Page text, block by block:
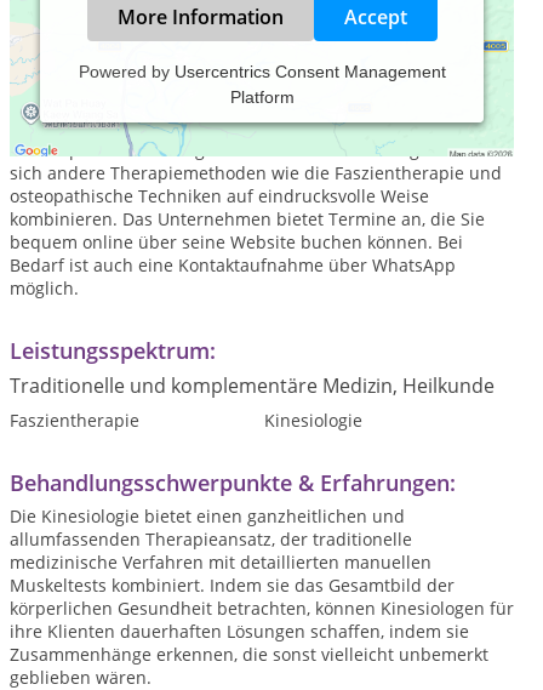
More Information Accept
Powered by Usercentrics Consent Management
Platform
Heilpraktiker Rogon - Kinesiologie ist eine naturheilkundliche
Praxis für Kinder, Erwachsene und Tiere mit dem
Schwerpunkt Kinesiologie. Mit Hilfe der Kinesiologie lassen
sich andere Therapiemethoden wie die Faszientherapie und
osteopathische Techniken auf eindrucksvolle Weise
kombinieren. Das Unternehmen bietet Termine an, die Sie
bequem online über seine Website buchen können. Bei
Bedarf ist auch eine Kontaktaufnahme über WhatsApp
möglich.
Leistungsspektrum:
Traditionelle und komplementäre Medizin, Heilkunde
Faszientherapie Kinesiologie
Behandlungsschwerpunkte & Erfahrungen:
Die Kinesiologie bietet einen ganzheitlichen und
allumfassenden Therapieansatz, der traditionelle
medizinische Verfahren mit detaillierten manuellen
Muskeltests kombiniert. Indem sie das Gesamtbild der
körperlichen Gesundheit betrachten, können Kinesiologen für
ihre Klienten dauerhaften Lösungen schaffen, indem sie
Zusammenhänge erkennen, die sonst vielleicht unbemerkt
geblieben wären.